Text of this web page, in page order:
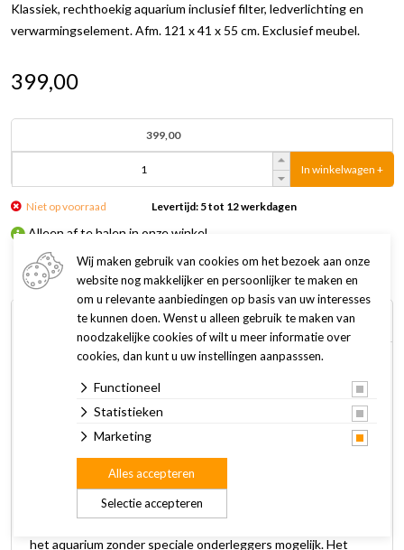
Klassiek, rechthoekig aquarium inclusief filter, ledverlichting en
verwarmingselement. Afm. 121 x 41 x 55 cm. Exclusief meubel.
399,00
399,00
In winkelwagen +
Niet op voorraad Levertijd: 5 tot 12 werkdagen
Alleen af te halen in onze winkel
Omschrijving Specificaties
vakmanschap en innovatieve technologie - met 120 cm
breedte kunt u gewoon genieten van prachtige zichten. Met
een oppervlakte van 121 x 41 cm en het klassieke,
rechthoekige design past het RIO 240 LED - aquarium zich
compromisloos aan elke woonomgeving aan. Het
veiligheidsframe aan de onderkant zorgt voor een bijzonder
stabiele stand en maakt een eenvoudige positionering van
het aquarium zonder speciale onderleggers mogelijk. Het
Wij maken gebruik van cookies om het bezoek aan onze
website nog makkelijker en persoonlijker te maken en
om u relevante aanbiedingen op basis van uw interesses
te kunnen doen. Wenst u alleen gebruik te maken van
noodzakelijke cookies of wilt u meer informatie over
cookies, dan kunt u uw instellingen aanpasssen.
Functioneel
Statistieken
Marketing
Selectie accepteren
Alles accepteren